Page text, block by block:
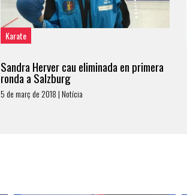
Karate
Sandra Herver cau eliminada en primera
ronda a Salzburg
5 de març de 2018 | Notícia